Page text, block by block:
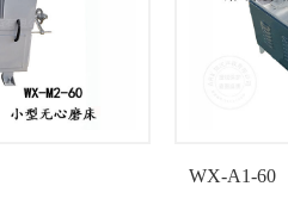
WX-A1-60